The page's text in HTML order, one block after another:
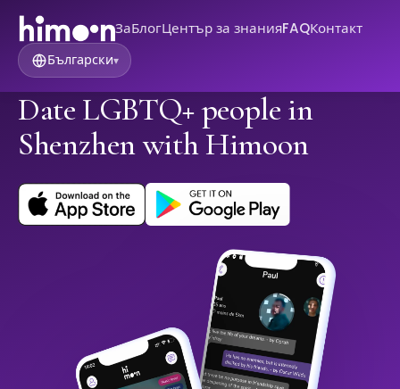
ЗаБлогЦентър за знанияFAQКонтакт
Български▾
Date LGBTQ+ people in
Shenzhen with Himoon